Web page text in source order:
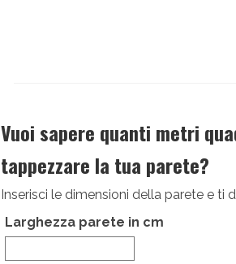
Vuoi sapere quanti metri
tappezzare la tua parete?
Inserisci le dimensioni della parete e ti
Larghezza parete in cm